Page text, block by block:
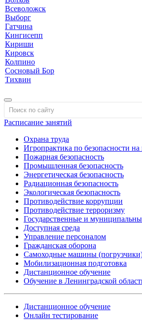
Всеволожск
Выборг
Гатчина
Кингисепп
Кириши
Кировск
Колпино
Сосновый Бор
Тихвин
Расписание занятий
Охрана труда
Игропрактика по безопасности на
Пожарная безопасность
Промышленная безопасность
Энергетическая безопасность
Радиационная безопасность
Экологическая безопасность
Противодействие коррупции
Противодействие терроризму
Государственные и
Доступная среда
Управление персоналом
Гражданская оборона
Самоходные машины
Мобилизационная подготовка
Дистанционное обучение
Обучение в Ленинградской
Дистанционное обучение
Онлайн тестирование